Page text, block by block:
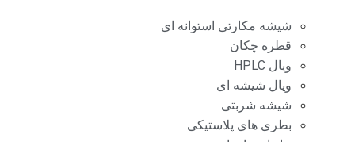
شیشه مکارتی استوانه ای
قطره چکان
ویال HPLC
ویال شیشه ای
شیشه شربتی
بطری های پلاستیکی